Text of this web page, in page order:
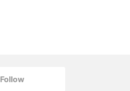
Follow